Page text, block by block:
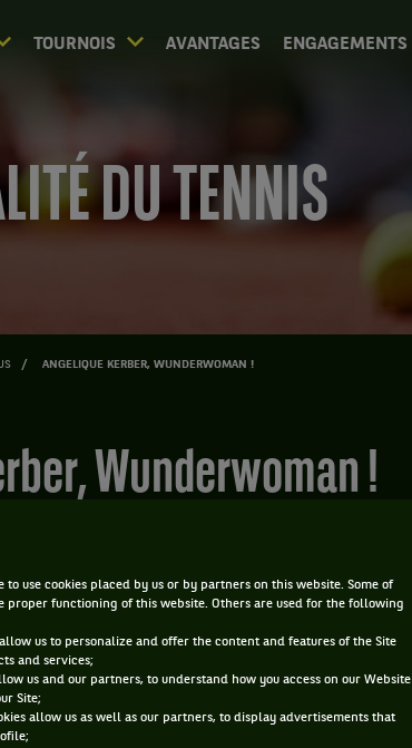
TOURNOIS AVANTAGES ENGAGEMENTS
DU TENNIS
ANGELIQUE KERBER, WUNDERWOMAN !
Wunderwoman !
use cookies placed by us or by partners on this website. Some of
proper functioning of this website. Others are used for the following
us to personalize and offer the content and features of the Site
and services;
us and our partners, to understand how you access on our Website
Site;
allow us as well as our partners, to display advertisements that